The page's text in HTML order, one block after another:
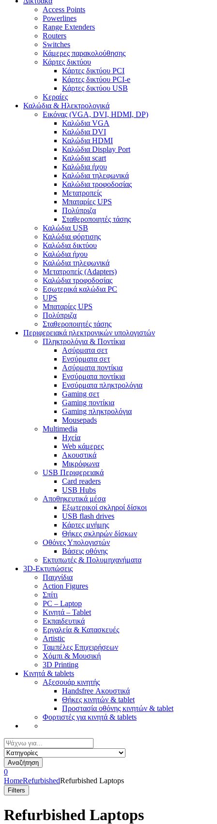
Access Points
Powerlines
Range Extenders
Routers
Switches
Κάμερες παρακολούθησης
Κάρτες δικτύου
Κάρτες δικτύου PCI
Κάρτες δικτύου PCI-e
Κάρτες δικτύου USB
Κεραίες
Καλώδια & Ηλεκτρολογικά
Εικόνας (VGA, DVI, HDMI, DP)
Καλώδια VGA
Καλώδια DVI
Καλώδια HDMI
Καλώδια Display Port
Καλώδια scart
Καλώδια ήχου
Καλώδια τηλεφωνικά
Καλώδια τροφοδοσίας
Μετατροπείς
Μπαταρίες UPS
Πολύπριζα
Σταθεροποιητές τάσης
Καλώδια USB
Καλώδια φόρτισης
Καλώδια δικτύου
Καλώδια ήχου
Καλώδια τηλεφωνικά
Μετατροπείς (Adapters)
Καλώδια τροφοδοσίας
Εσωτερικά καλώδια PC
UPS
Μπαταρίες UPS
Πολύπριζα
Σταθεροποιητές τάσης
Περιφερειακά ηλεκτρονικών υπολογιστών
Πληκτρολόγια & Ποντίκια
Ασύρματα σετ
Ενσύρματα σετ
Ασύρματα ποντίκια
Ενσύρματα ποντίκια
Ενσύρματα πληκτρολόγια
Gaming σετ
Gaming ποντίκια
Gaming πληκτρολόγια
Mousepads
Multimedia
Ηχεία
Web κάμερες
Ακουστικά
Μικρόφωνα
USB Περιφερειακά
Card readers
USB Hubs
Αποθηκευτικά μέσα
Εξωτερικοί σκληροί δίσκοι
USB flash drives
Κάρτες μνήμης
Θήκες σκληρών δίσκων
Οθόνες Υπολογιστών
Βάσεις οθόνης
Εκτυπωτές & Πολυμηχανήματα
3D-Εκτυπώσεις
Παιχνίδια
Action Figures
Σπίτι
PC – Laptop
Κινητά – Tablet
Εκπαιδευτικά
Εργαλεία & Κατασκευές
Artistic
Ταμπέλες Επιχειρήσεων
Χόμπι & Μουσική
3D Printing
Κινητά & tablets
Αξεσουάρ κινητής
Handsfree Ακουστικά
Θήκες κινητών & tablet
Προστασία οθόνης κινητών & tablet
Φορτιστές για κινητά & tablets
Αναζήτηση
για:
Αναζήτηση
0
HomeRefurbishedRefurbished Laptops
Filters
Refurbished Laptops